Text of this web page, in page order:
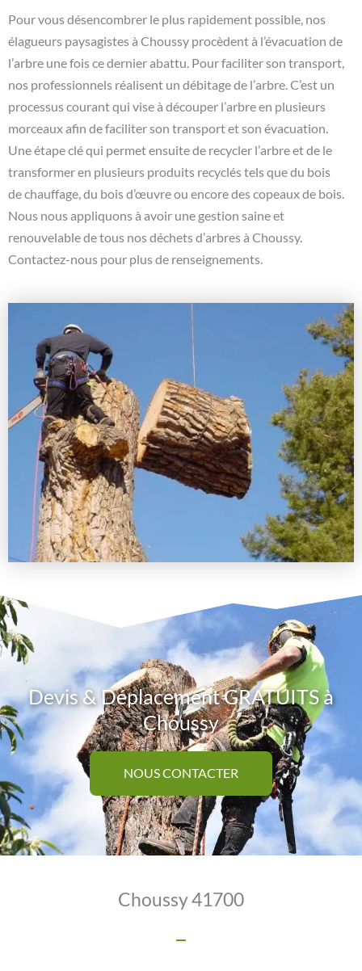
Pour vous désencombrer le plus rapidement possible, nos
élagueurs paysagistes à Choussy procèdent à l’évacuation de
l’arbre une fois ce dernier abattu. Pour faciliter son transport,
nos professionnels réalisent un débitage de l’arbre. C’est un
processus courant qui vise à découper l’arbre en plusieurs
morceaux afin de faciliter son transport et son évacuation.
Une étape clé qui permet ensuite de recycler l’arbre et de le
transformer en plusieurs produits recyclés tels que du bois
de chauffage, du bois d’œuvre ou encore des copeaux de bois.
Nous nous appliquons à avoir une gestion saine et
renouvelable de tous nos déchets d’arbres à Choussy.
Contactez-nous pour plus de renseignements.
Devis & Déplacement GRATUITS à
Choussy
NOUS CONTACTER
Choussy 41700